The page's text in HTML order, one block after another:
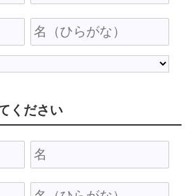
ください